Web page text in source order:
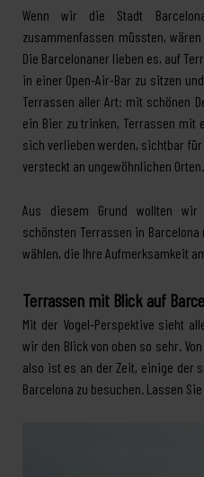
Wenn wir die Stadt
zusammenfassen müssten,
Die Barcelonaner lieben es, auf
in einer Open-Air-Bar zu sitzen
Terrassen aller Art: mit schönen
ein Bier zu trinken, Terrassen mit
sich verlieben werden, sichtbar
versteckt an ungewöhnlichen Orten.
Aus diesem Grund wollten wir
schönsten Terrassen in
wählen, die Ihre Aufmerksamkeit
Terrassen mit Blick auf
Mit der Vogel-Perspektive sieht
wir den Blick von oben so sehr.
also ist es an der Zeit, einige der
Barcelona zu besuchen. Lassen